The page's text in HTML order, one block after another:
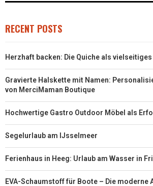
RECENT POSTS
Herzhaft backen: Die Quiche als
Gravierte Halskette mit Namen:
von MerciMaman Boutique
Hochwertige Gastro Outdoor Möbel als
Segelurlaub am IJsselmeer
Ferienhaus in Heeg: Urlaub am Wasser in
EVA-Schaumstoff für Boote – Die moderne